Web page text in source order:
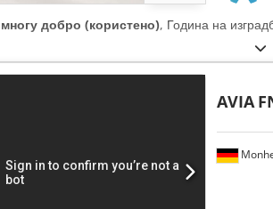
многу добро (користено), Година на
AVIA